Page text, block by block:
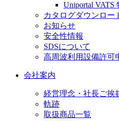
Uniportal VATS
カタログダウンロー
お知らせ
安全性情報
SDSについて
高周波利用設備許可
会社案内
経営理念・社長ご挨
軌跡
取扱商品一覧